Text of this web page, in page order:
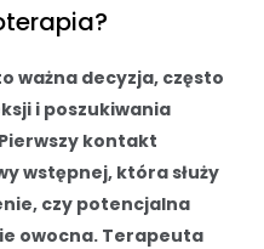
ważna decyzja, często
i poszukiwania
kontakt
wstępnej, która służy
czy potencjalna
owocna. Terapeuta